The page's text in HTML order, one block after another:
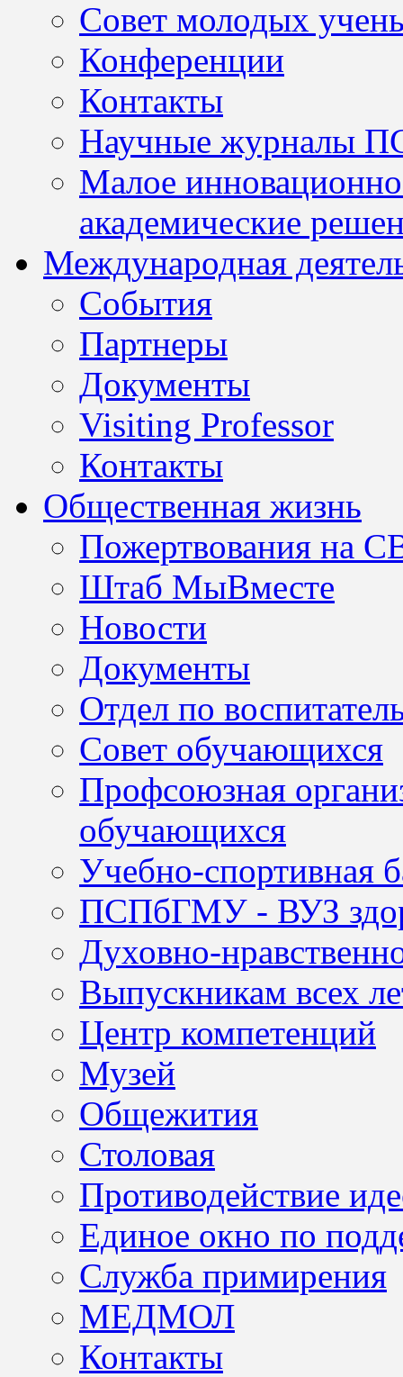
Совет молодых
Конференции
Контакты
Научные журналы
Малое
академические
Международная
События
Партнеры
Документы
Visiting Professor
Контакты
Общественная жизнь
Пожертвования на
Штаб МыВместе
Новости
Документы
Отдел по
Совет обучающихся
Профсоюзная
обучающихся
Учебно-спортивная
ПСПбГМУ - ВУЗ
Духовно-
Выпускникам всех
Центр компетенций
Музей
Общежития
Столовая
Противодействие
Единое окно по
Служба примирения
МЕДМОЛ
Контакты